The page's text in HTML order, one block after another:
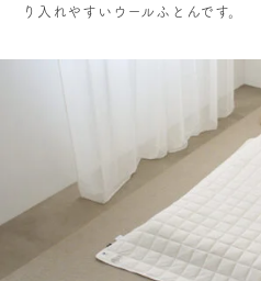
り入れやすいウールふとんです。